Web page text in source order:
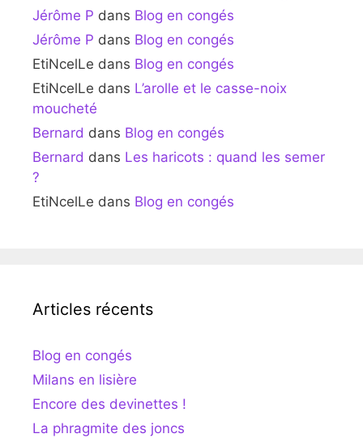
Jérôme P dans Blog en congés
Jérôme P dans Blog en congés
EtiNcelLe dans Blog en congés
EtiNcelLe dans L’arolle et le casse-noix
moucheté
Bernard dans Blog en congés
Bernard dans Les haricots : quand les semer
?
EtiNcelLe dans Blog en congés
Articles récents
Blog en congés
Milans en lisière
Encore des devinettes !
La phragmite des joncs